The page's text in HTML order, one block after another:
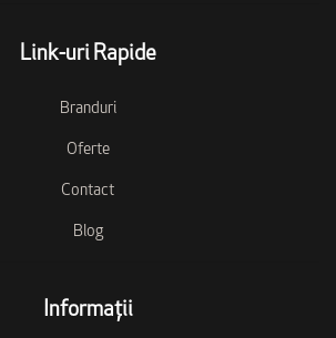
Link-uri Rapide
Branduri
Oferte
Contact
Blog
Informații